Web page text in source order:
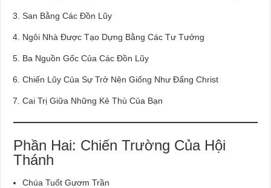
San Bằng Các Đồn Lũy
Ngôi Nhà Được Tạo Dựng Bằng Các Tư Tưởng
Ba Nguồn Gốc Của Các Đồn Lũy
Chiến Lũy Của Sự Trở Nên Giống Như Đấng Christ
Cai Trị Giữa Những Kẻ Thù Của Bạn
Phần Hai: Chiến Trường Của Hội
Thánh
Chúa Tuốt Gươm Trần